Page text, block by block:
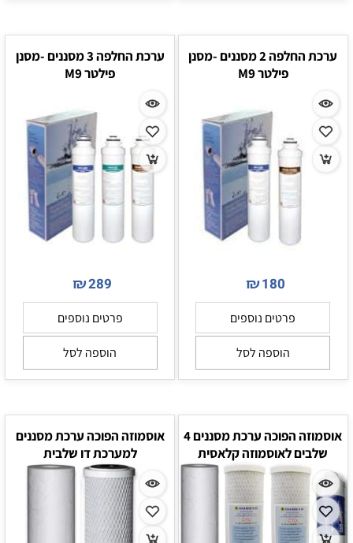
ערכת החלפה 2 מסננים -מסנן
פילטר M9
₪180
פרטים נוספים
הוספה לסל
ערכת החלפה 3 מסננים -מסנן
פילטר M9
₪289
פרטים נוספים
הוספה לסל
אוסמוזה הפוכה ערכת מסננים 4
שלבים לאוסמוזה קלאסית
אוסמוזה הפוכה ערכת מסננים
למערכת דו שלבית